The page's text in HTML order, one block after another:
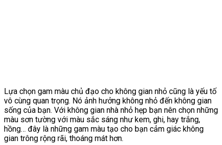
Lựa chọn gam màu chủ đạo cho không gian nhỏ cũng là yếu tố
vô cùng quan trọng. Nó ảnh hưởng không nhỏ đến không gian
sống của bạn. Với không gian nhà nhỏ hẹp bạn nên chọn những
màu sơn tường với màu sắc sáng như kem, ghi, hay trắng,
hồng… đây là những gam màu tạo cho bạn cảm giác không
gian trông rộng rãi, thoáng mát hơn.